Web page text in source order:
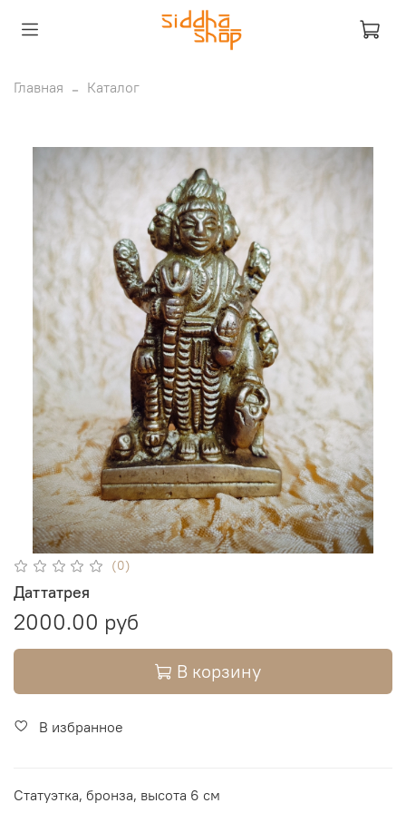
Главная Каталог
(0)
Даттатрея
2000.00 руб
В корзину
В избранное
Статуэтка, бронза, высота 6 см